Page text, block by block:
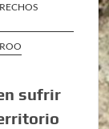
sufrir